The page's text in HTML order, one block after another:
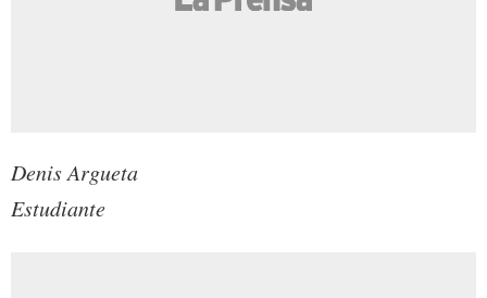
Denis Argueta
Estudiante